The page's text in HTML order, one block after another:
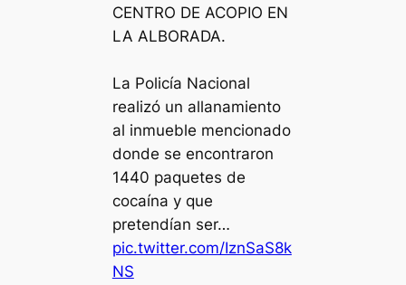
CENTRO DE ACOPIO EN
LA ALBORADA.
La Policía Nacional
realizó un allanamiento
al inmueble mencionado
donde se encontraron
1440 paquetes de
cocaína y que
pretendían ser…
pic.twitter.com/IznSaS8k
NS